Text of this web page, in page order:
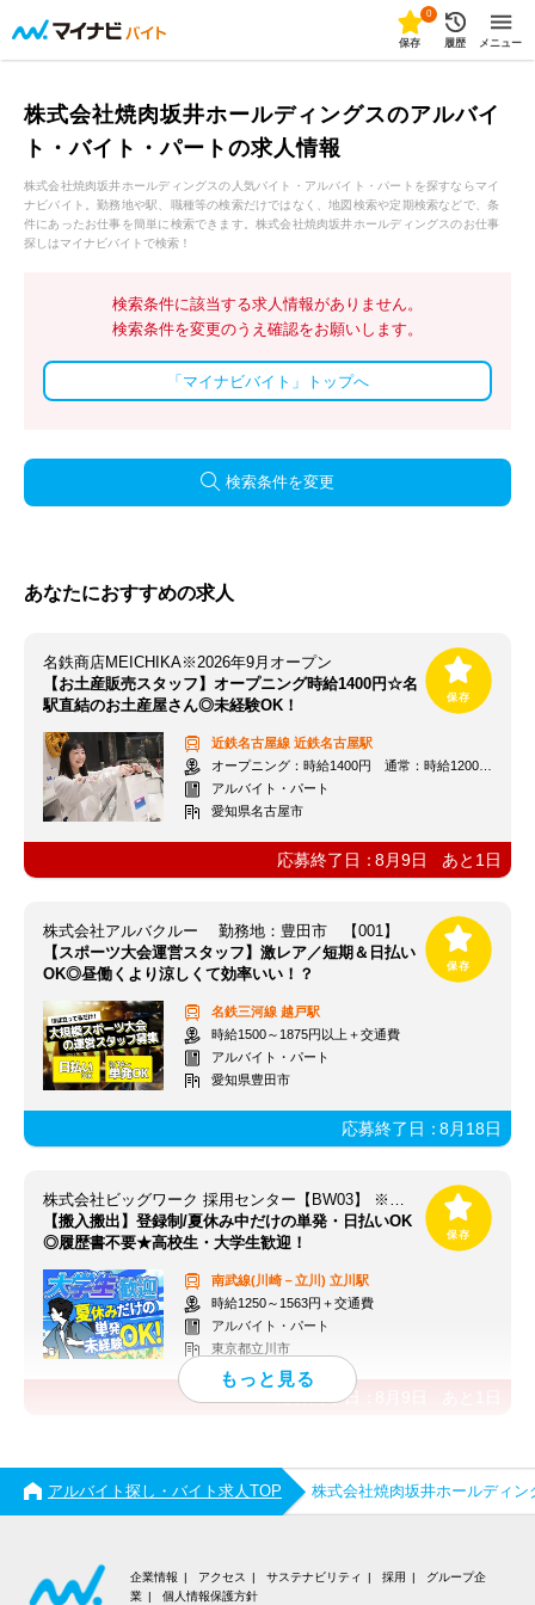
0
保存 履歴 メニュー
株式会社焼肉坂井ホールディングスのアルバイ
ト・バイト・パートの求人情報
株式会社焼肉坂井ホールディングスの人気バイト・アルバイト・パートを探すならマイ
ナビバイト。勤務地や駅、職種等の検索だけではなく、地図検索や定期検索などで、条
件にあったお仕事を簡単に検索できます。株式会社焼肉坂井ホールディングスのお仕事
探しはマイナビバイトで検索！
検索条件に該当する求人情報がありません。
検索条件を変更のうえ確認をお願いします。
「マイナビバイト」トップへ
検索条件を変更
あなたにおすすめの求人
名鉄商店MEICHIKA※2026年9月オープン
【お土産販売スタッフ】オープニング時給1400円☆名
駅直結のお土産屋さん◎未経験OK！
近鉄名古屋線 近鉄名古屋駅
オープニング：時給1400円 通常：時給1200円～＋交通費全額支給
アルバイト・パート
愛知県名古屋市
応募終了日：8月9日 あと 1 日
株式会社アルバクルー 勤務地：豊田市 【001】
【スポーツ大会運営スタッフ】激レア／短期＆日払い
OK◎昼働くより涼しくて効率いい！？
名鉄三河線 越戸駅
時給1500～1875円以上＋交通費
アルバイト・パート
愛知県豊田市
応募終了日：8月18日
株式会社ビッグワーク 採用センター【BW03】 ※立川エリア
【搬入搬出】登録制/夏休み中だけの単発・日払いOK
◎履歴書不要★高校生・大学生歓迎！
南武線(川崎－立川) 立川駅
時給1250～1563円＋交通費
アルバイト・パート
東京都立川市
応募終了日：
アルバイト探し・バイト求人TOP 株式会社焼肉坂井ホールディ
企業情報 アクセス サステナビリティ 採用
グループ企
業
個人情報保護方針